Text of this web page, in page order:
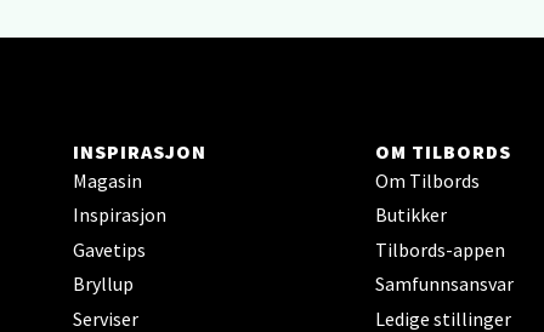
INSPIRASJON
Magasin
Inspirasjon
Gavetips
Bryllup
Serviser
OM TILBORDS
Om Tilbords
Butikker
Tilbords-appen
Samfunnsansvar
Ledige stillinger
0 i